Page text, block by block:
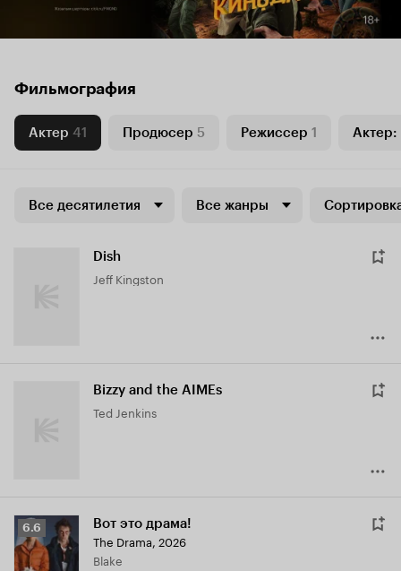
Фильмография
Актер 41 Продюсер 5 Режиссер 1 Актер:
Все десятилетия Все жанры
Dish
Jeff Kingston
Bizzy and the AIMEs
Ted Jenkins
Рейтинг
Кинопоиска
6.6
6.6 Вот это драма!
The Drama, 2026
Blake